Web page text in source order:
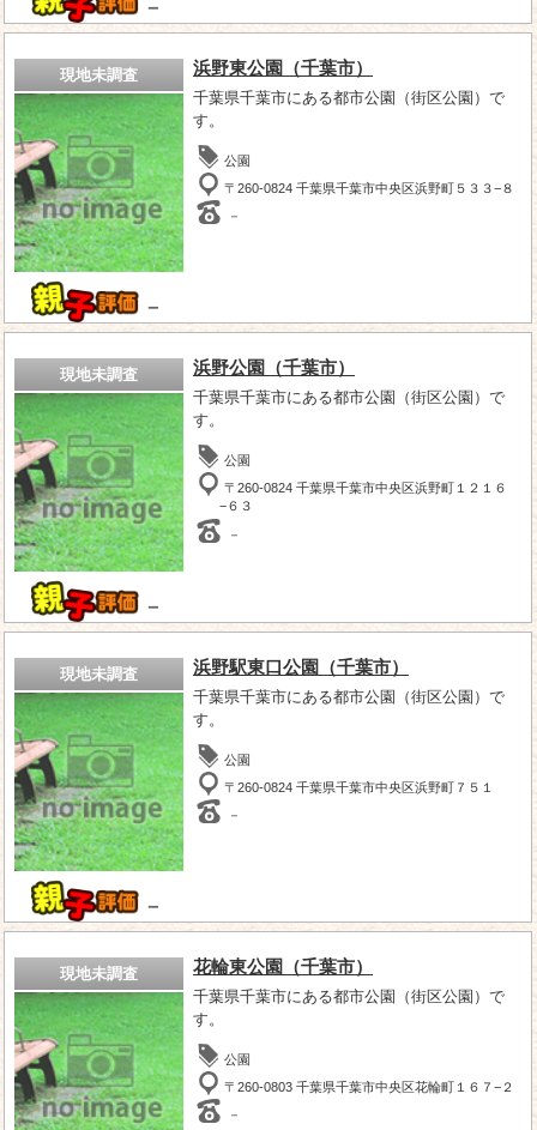
－
現地未調査
－
浜野東公園（千葉市）
千葉県千葉市にある都市公園（街区公園）で
す。
公園
〒260-0824 千葉県千葉市中央区浜野町５３３−８
－
現地未調査
－
浜野公園（千葉市）
千葉県千葉市にある都市公園（街区公園）で
す。
公園
〒260-0824 千葉県千葉市中央区浜野町１２１６
−６３
－
現地未調査
－
浜野駅東口公園（千葉市）
千葉県千葉市にある都市公園（街区公園）で
す。
公園
〒260-0824 千葉県千葉市中央区浜野町７５１
－
現地未調査 花輪東公園（千葉市）
千葉県千葉市にある都市公園（街区公園）で
す。
公園
〒260-0803 千葉県千葉市中央区花輪町１６７−２
－